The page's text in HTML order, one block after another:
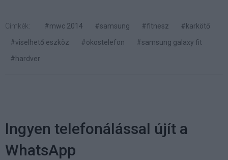
Címkék: #mwc 2014 #samsung #fitnesz
#karkötő
#viselhető eszköz
#okostelefon
#samsung galaxy fit
#hardver
Ingyen telefonálással újít a
WhatsApp